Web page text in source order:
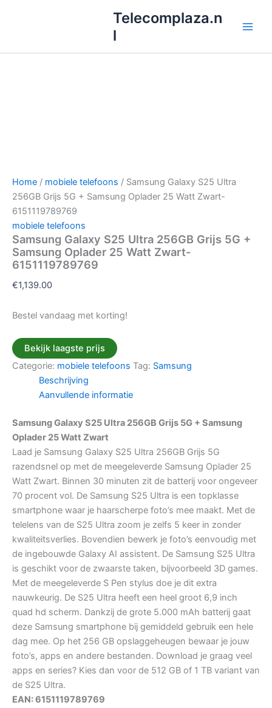
inhoud
Telecomplaza.n
l
Home / mobiele telefoons / Samsung Galaxy S25 Ultra
256GB Grijs 5G + Samsung Oplader 25 Watt Zwart-
6151119789769
mobiele telefoons
Samsung Galaxy S25 Ultra 256GB Grijs 5G +
Samsung Oplader 25 Watt Zwart-
6151119789769
€1,139.00
Bestel vandaag met korting!
Bekijk laagste prijs
Categorie: mobiele telefoons Tag: Samsung
Beschrijving
Aanvullende informatie
Samsung Galaxy S25 Ultra 256GB Grijs 5G + Samsung
Oplader 25 Watt Zwart
Laad je Samsung Galaxy S25 Ultra 256GB Grijs 5G
razendsnel op met de meegeleverde Samsung Oplader 25
Watt Zwart. Binnen 30 minuten zit de batterij voor ongeveer
70 procent vol. De Samsung S25 Ultra is een topklasse
smartphone waar je haarscherpe foto’s mee maakt. Met de
telelens van de S25 Ultra zoom je zelfs 5 keer in zonder
kwaliteitsverlies. Bovendien bewerk je foto’s eenvoudig met
de ingebouwde Galaxy AI assistent. De Samsung S25 Ultra
is geschikt voor de zwaarste taken, bijvoorbeeld 3D games.
Met de meegeleverde S Pen stylus doe je dit extra
nauwkeurig. De S25 Ultra heeft een heel groot 6,9 inch
quad hd scherm. Dankzij de grote 5.000 mAh batterij gaat
deze Samsung smartphone bij gemiddeld gebruik een hele
dag mee. Op het 256 GB opslaggeheugen bewaar je jouw
foto’s, apps en andere bestanden. Download je graag veel
apps en series? Kies dan voor de 512 GB of 1 TB variant van
de S25 Ultra.
EAN: 6151119789769